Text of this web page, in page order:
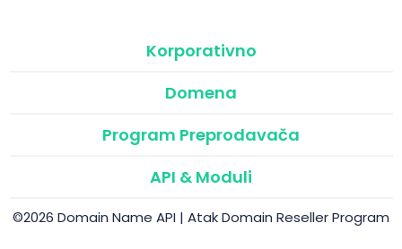
Korporativno
Domena
Program Preprodavača
API & Moduli
©2026 Domain Name API | Atak Domain Reseller Program